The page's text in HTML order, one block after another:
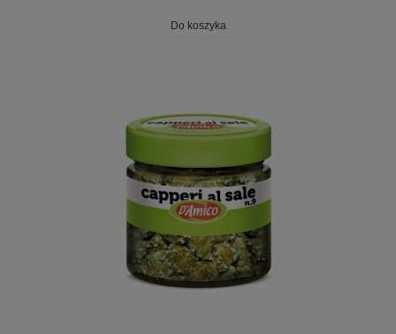
Do koszyka